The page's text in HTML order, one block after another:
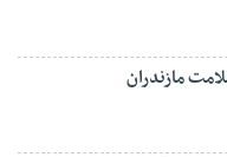
مازندران